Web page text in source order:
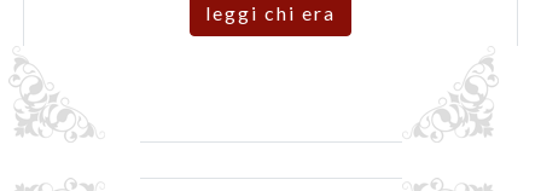
leggi chi era